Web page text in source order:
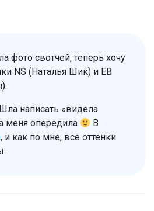
фото свотчей, теперь хочу
NS (Наталья Шик) и EB
Шла написать «видела
меня опередила
В
, и как по мне, все оттенки